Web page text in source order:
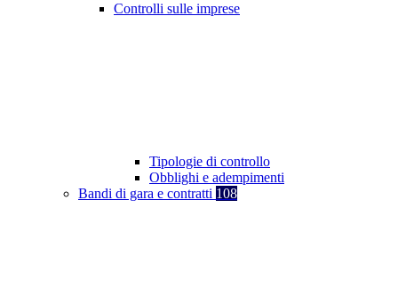
Controlli sulle imprese
Tipologie di controllo
Obblighi e adempimenti
Bandi di gara e contratti 108